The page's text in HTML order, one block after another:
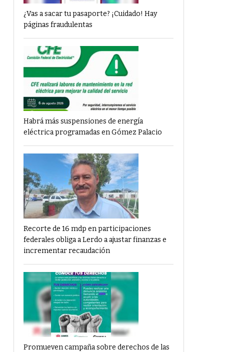
¿Vas a sacar tu pasaporte? ¡Cuidado! Hay
páginas fraudulentas
Habrá más suspensiones de energía
eléctrica programadas en Gómez Palacio
Recorte de 16 mdp en participaciones
federales obliga a Lerdo a ajustar finanzas e
incrementar recaudación
Promueven campaña sobre derechos de las